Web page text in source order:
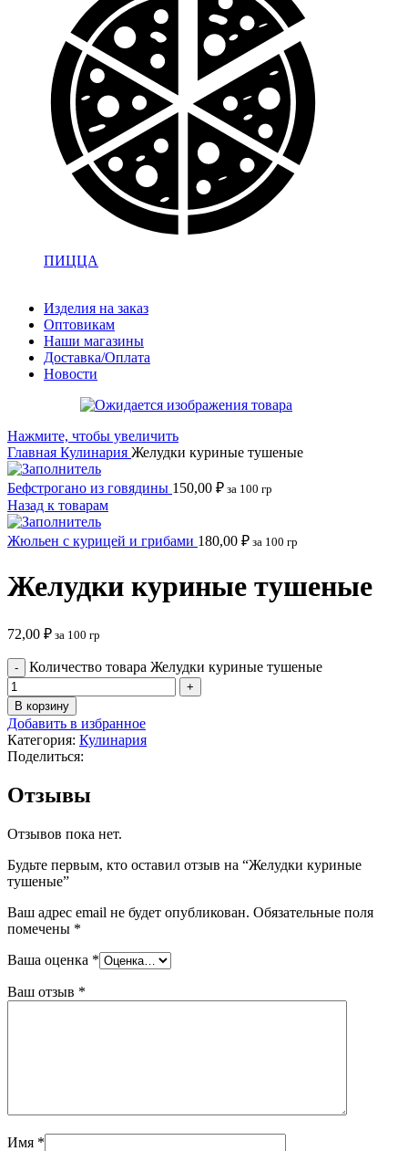
ПИЦЦА
Изделия на заказ
Оптовикам
Наши магазины
Доставка/Оплата
Новости
Нажмите, чтобы увеличить
Главная Кулинария Желудки куриные тушеные
Бефстрогано из говядины 150,00 ₽ за 100 гр
Назад к товарам
Жюльен с курицей и грибами 180,00 ₽ за 100 гр
Желудки куриные тушеные
72,00 ₽ за 100 гр
Количество товара Желудки куриные тушеные
В корзину
Добавить в избранное
Категория: Кулинария
Поделиться:
Отзывы
Отзывов пока нет.
Будьте первым, кто оставил отзыв на “Желудки куриные
тушеные”
Ваш адрес email не будет опубликован. Обязательные поля
помечены *
Ваша оценка *
Ваш отзыв *
Имя *